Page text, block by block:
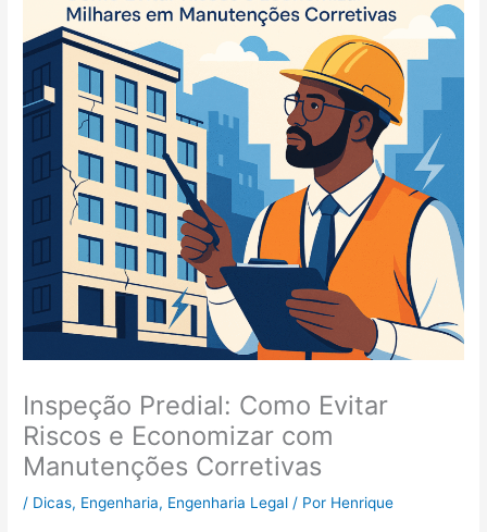
Inspeção Predial: Como Evitar
Riscos e Economizar com
Manutenções Corretivas
/ Dicas, Engenharia, Engenharia Legal / Por Henrique